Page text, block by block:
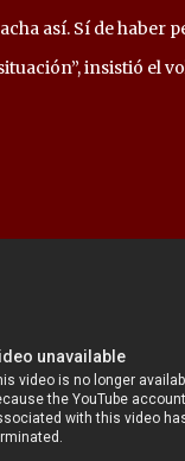
así. Sí de haber
insistió el